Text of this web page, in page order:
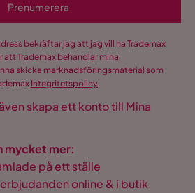
Prenumerera
bekräftar jag att jag vill ha Trademax
Trademax behandlar mina
skicka marknadsföringsmaterial som
Integritetspolicy.
skapa ett konto till Mina
mycket mer:
på ett ställe
online & i butik